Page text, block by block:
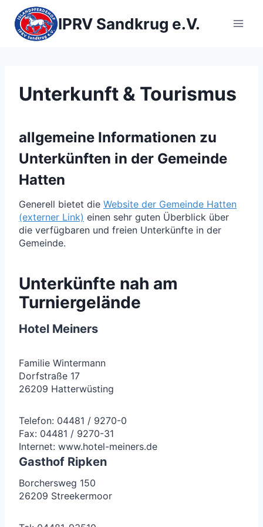
Inhalt
springen
IPRV Sandkrug e.V.
Unterkunft & Tourismus
allgemeine Informationen zu
Unterkünften in der Gemeinde
Hatten
Generell bietet die Website der Gemeinde Hatten
(externer Link) einen sehr guten Überblick über
die verfügbaren und freien Unterkünfte in der
Gemeinde.
Unterkünfte nah am
Turniergelände
Hotel Meiners
Familie Wintermann
Dorfstraße 17
26209 Hatterwüsting
Telefon: 04481 / 9270-0
Fax: 04481 / 9270-31
Internet: www.hotel-meiners.de
Gasthof Ripken
Borchersweg 150
26209 Streekermoor